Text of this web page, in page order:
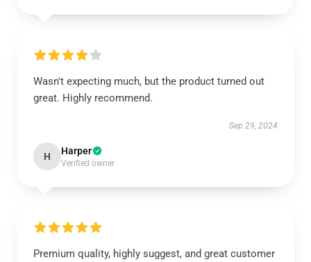
Wasn't expecting much, but the product turned out
great. Highly recommend.
Sep 29, 2024
H Harper
Verified owner
Premium quality, highly suggest, and great customer